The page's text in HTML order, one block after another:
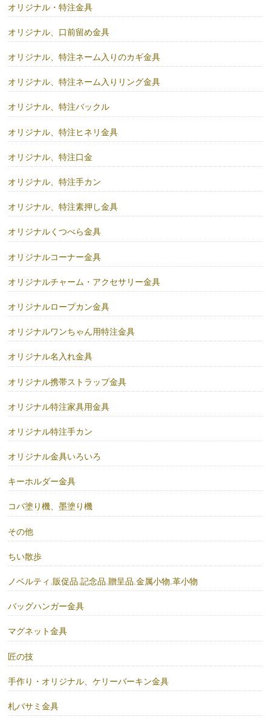
オリジナル・特注金具
オリジナル、口前留め金具
オリジナル、特注ネーム入りのカギ金具
オリジナル、特注ネーム入りリング金具
オリジナル、特注バックル
オリジナル、特注ヒネリ金具
オリジナル、特注口金
オリジナル、特注手カン
オリジナル、特注素押し金具
オリジナルくつべら金具
オリジナルコーナー金具
オリジナルチャーム・アクセサリー金具
オリジナルロープカン金具
オリジナルワンちゃん用特注金具
オリジナル名入れ金具
オリジナル携帯ストラップ金具
オリジナル特注家具用金具
オリジナル特注手カン
オリジナル金具いろいろ
キーホルダー金具
コバ塗り機、墨塗り機
その他
ちい散歩
ノベルティ.販促品.記念品.贈呈品.金属小物.革小物
バッグハンガー金具
マグネット金具
匠の技
手作り・オリジナル、ケリーバーキン金具
札バサミ金具